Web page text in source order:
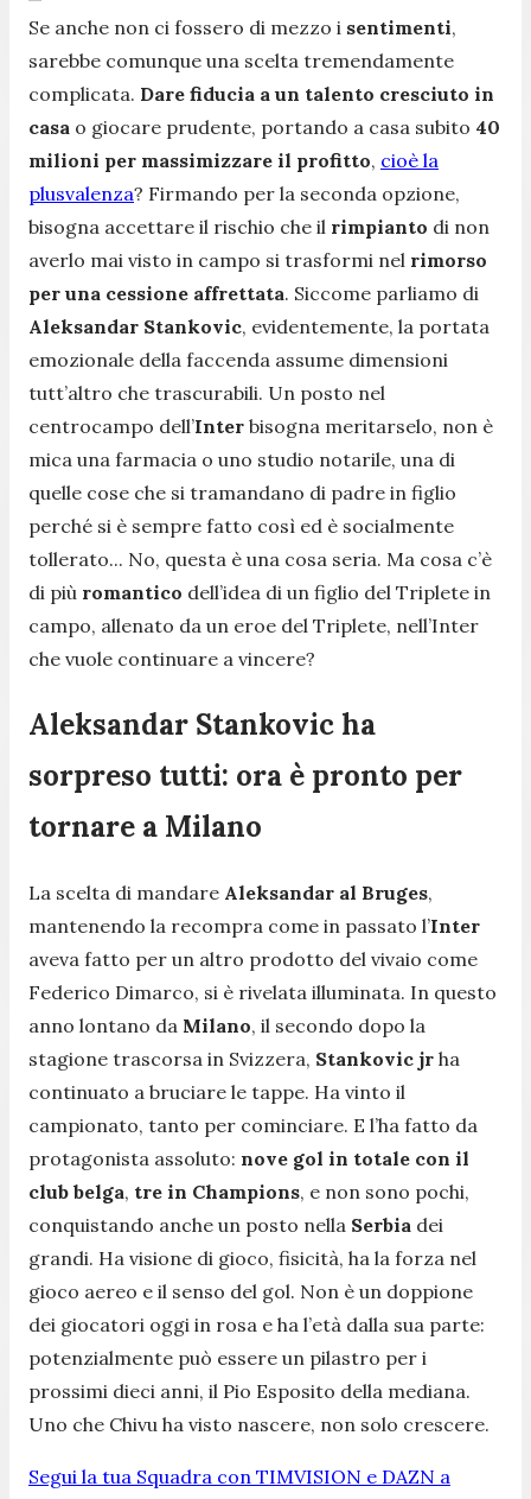
Se anche non ci fossero di mezzo i sentimenti,
sarebbe comunque una scelta tremendamente
complicata. Dare fiducia a un talento cresciuto in
casa o giocare prudente, portando a casa subito 40
milioni per massimizzare il profitto, cioè la
plusvalenza? Firmando per la seconda opzione,
bisogna accettare il rischio che il rimpianto di non
averlo mai visto in campo si trasformi nel rimorso
per una cessione affrettata. Siccome parliamo di
Aleksandar Stankovic, evidentemente, la portata
emozionale della faccenda assume dimensioni
tutt’altro che trascurabili. Un posto nel
centrocampo dell’Inter bisogna meritarselo, non è
mica una farmacia o uno studio notarile, una di
quelle cose che si tramandano di padre in figlio
perché si è sempre fatto così ed è socialmente
tollerato... No, questa è una cosa seria. Ma cosa c’è
di più romantico dell’idea di un figlio del Triplete in
campo, allenato da un eroe del Triplete, nell’Inter
che vuole continuare a vincere?
Aleksandar Stankovic ha
sorpreso tutti: ora è pronto per
tornare a Milano
La scelta di mandare Aleksandar al Bruges,
mantenendo la recompra come in passato l’Inter
aveva fatto per un altro prodotto del vivaio come
Federico Dimarco, si è rivelata illuminata. In questo
anno lontano da Milano, il secondo dopo la
stagione trascorsa in Svizzera, Stankovic jr ha
continuato a bruciare le tappe. Ha vinto il
campionato, tanto per cominciare. E l’ha fatto da
protagonista assoluto: nove gol in totale con il
club belga, tre in Champions, e non sono pochi,
conquistando anche un posto nella Serbia dei
grandi. Ha visione di gioco, fisicità, ha la forza nel
gioco aereo e il senso del gol. Non è un doppione
dei giocatori oggi in rosa e ha l’età dalla sua parte:
potenzialmente può essere un pilastro per i
prossimi dieci anni, il Pio Esposito della mediana.
Uno che Chivu ha visto nascere, non solo crescere.
Segui la tua Squadra con TIMVISION e DAZN a